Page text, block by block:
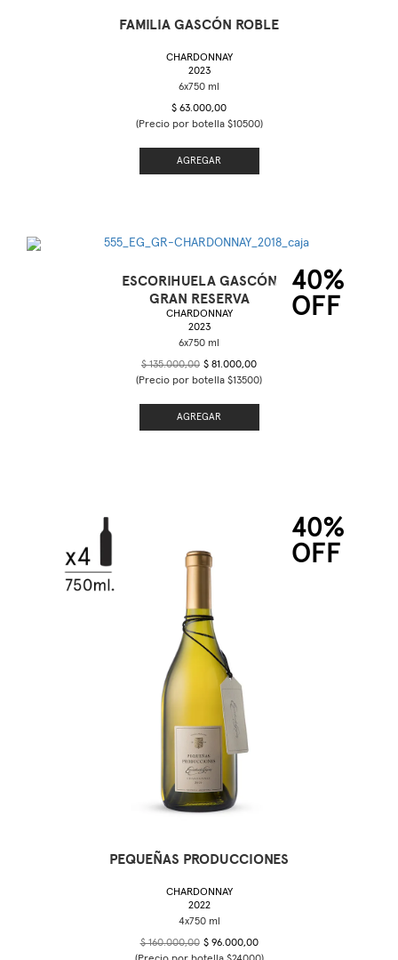
FAMILIA GASCÓN ROBLE
CHARDONNAY
2023
$ 63.000,00
(Precio por botella $10500)
AGREGAR
40%
OFF
ESCORIHUELA GASCÓN
GRAN RESERVA
CHARDONNAY
2023
$ 135.000,00 $ 81.000,00
(Precio por botella $13500)
AGREGAR
40%
OFF
PEQUEÑAS PRODUCCIONES
CHARDONNAY
2022
$ 160.000,00 $ 96.000,00